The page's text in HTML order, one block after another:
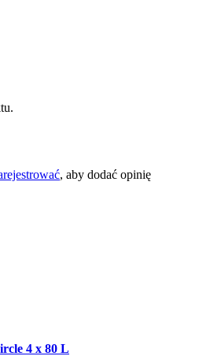
, aby dodać opinię
4 x 80 L